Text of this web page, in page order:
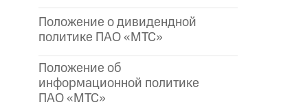
Положение о дивидендной
политике ПАО «МТС»
Положение об
информационной политике
ПАО «МТС»